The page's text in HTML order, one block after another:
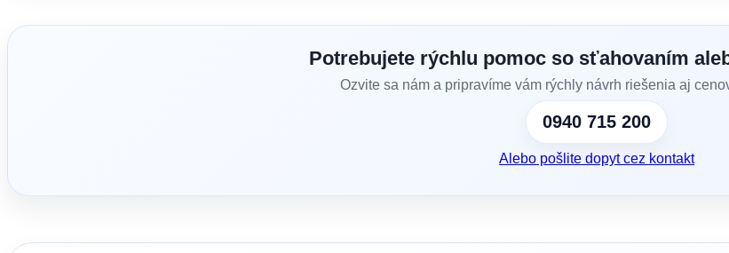
Potrebujete rýchlu pomoc so sťahovaním
Ozvite sa nám a pripravíme vám rýchly návrh riešenia aj
0940 715 200
Alebo pošlite dopyt cez kontakt